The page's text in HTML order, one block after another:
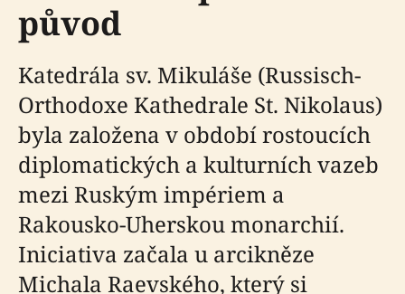
původ
Katedrála sv. Mikuláše (Russisch-
Orthodoxe Kathedrale St. Nikolaus)
byla založena v období rostoucích
diplomatických a kulturních vazeb
mezi Ruským impériem a
Rakousko-Uherskou monarchií.
Iniciativa začala u arcikněze
Michala Raevského, který si